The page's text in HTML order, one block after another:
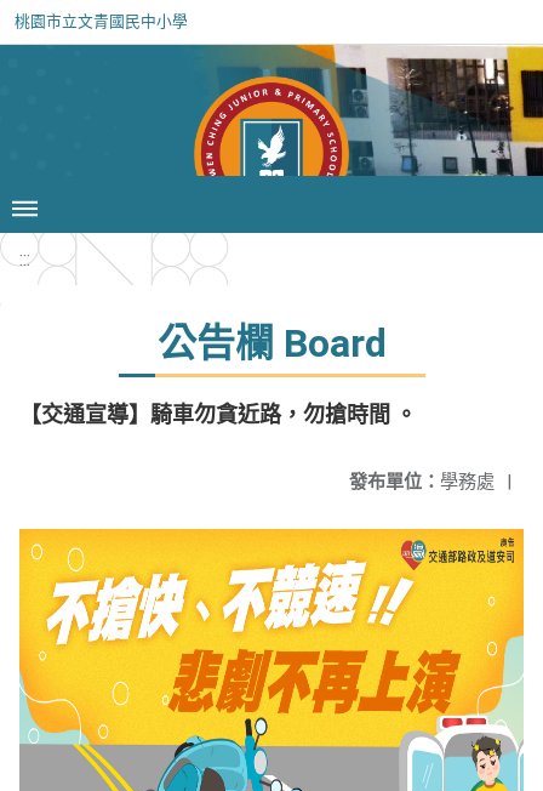
桃園市立文青國民中小學
:::
公告欄 Board
【交通宣導】騎車勿貪近路，勿搶時間 。
發布單位： 學務處 |